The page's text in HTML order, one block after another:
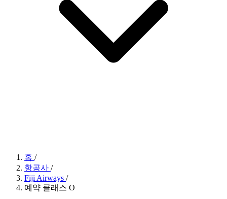
홈 /
항공사 /
Fiji Airways /
예약 클래스 O